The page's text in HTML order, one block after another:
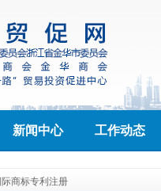
新闻中心 工作动态
际商标专利注册